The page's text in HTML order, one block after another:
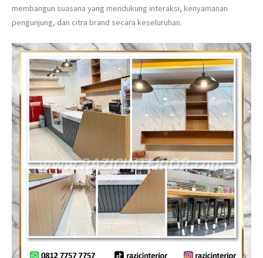
membangun suasana yang mendukung interaksi, kenyamanan
pengunjung, dan citra brand secara keseluruhan.